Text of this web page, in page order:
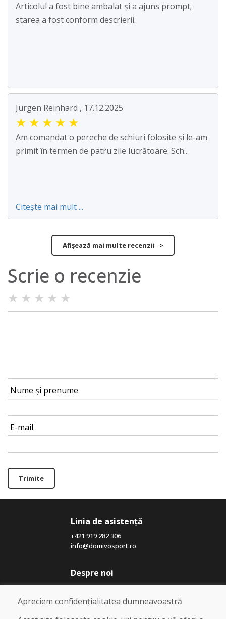
Articolul a fost bine ambalat și a ajuns prompt;
starea a fost conform descrierii.
Jürgen Reinhard , 17.12.2025
★ ★ ★ ★ ★
Am comandat o pereche de schiuri folosite și le-am
primit în termen de patru zile lucrătoare. Sch...
Citește mai mult ...
Afișează mai multe recenzii >
Scrie o recenzie
★ ★ ★ ★ ★
Nume și prenume
E-mail
Trimite
Linia de asistență
+421 919 282 306
info@domivosport.ro
Despre noi
Blog
Despre noi
Magazin
Apreciem confidențialitatea dumneavoastră